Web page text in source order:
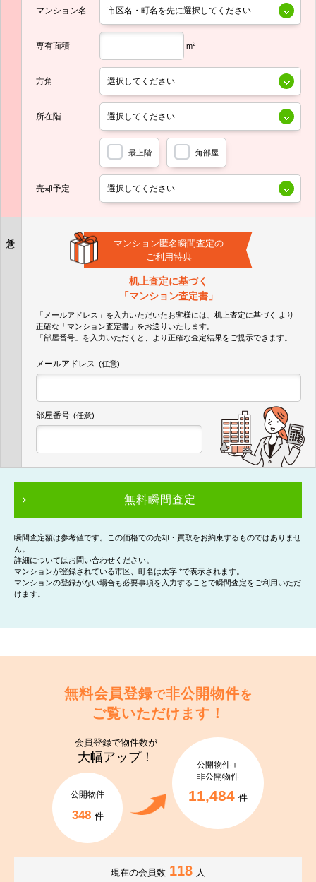
マンション名
専有面積 m2
方角
所在階
最上階 角部屋
売却予定
マンション匿名瞬間査定の
ご利用特典
机上査定に基づく
「マンション査定書」
「メールアドレス」を入力いただいたお客様には、机上査定に基づく
より
正確な 「マンション査定書」 をお送りいたします。
「部屋番号」を入力いただくと、より正確な査定結果をご提示できます。
メールアドレス (任意)
部屋番号 (任意)
無料瞬間査定
瞬間査定額は参考値です。この価格での売却・買取をお約束するものではありませ
ん。
詳細についてはお問い合わせください。
マンションが登録されている市区、町名は太字 *で表示されます。
マンションの登録がない場合も必要事項を入力することで瞬間査定をご利用いただ
けます。
無料会員登録で非公開物件を
ご覧いただけます！
会員登録で物件数が
大幅アップ！
公開物件
348 件
公開物件＋
非公開物件
11,484 件
現在の会員数 118 人